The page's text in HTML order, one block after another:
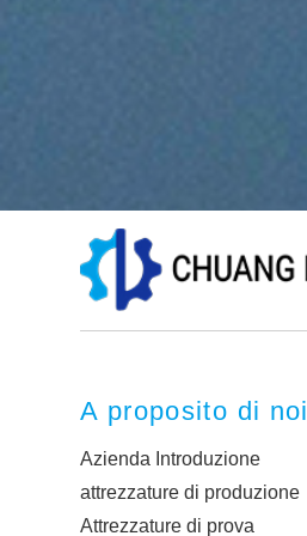
A proposito di noi
Azienda Introduzione
attrezzature di produzione
Attrezzature di prova